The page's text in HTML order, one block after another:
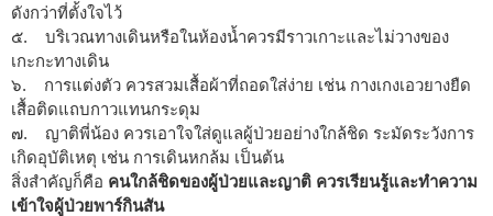
ดังกว่าที่ตั้งใจไว้
๕. บริเวณทางเดินหรือในห้องน้ำควรมีราวเกาะและไม่วางของ
เกะกะทางเดิน
๖. การแต่งตัว ควรสวมเสื้อผ้าที่ถอดใส่ง่าย เช่น กางเกงเอวยางยืด
เสื้อติดแถบกาวแทนกระดุม
๗. ญาติพี่น้อง ควรเอาใจใส่ดูแลผู้ป่วยอย่างใกล้ชิด ระมัดระวังการ
เกิดอุบัติเหตุ เช่น การเดินหกล้ม เป็นต้น
สิ่งสำคัญก็คือ คนใกล้ชิดของผู้ป่วยและญาติ ควรเรียนรู้และทำความ
เข้าใจผู้ป่วยพาร์กินสัน